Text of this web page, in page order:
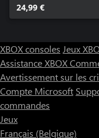
24,99 €
XBOX consoles Jeux
Assistance XBOX
Avertissement sur les
Compte Microsoft
commandes
Jeux
Français (Belgique)